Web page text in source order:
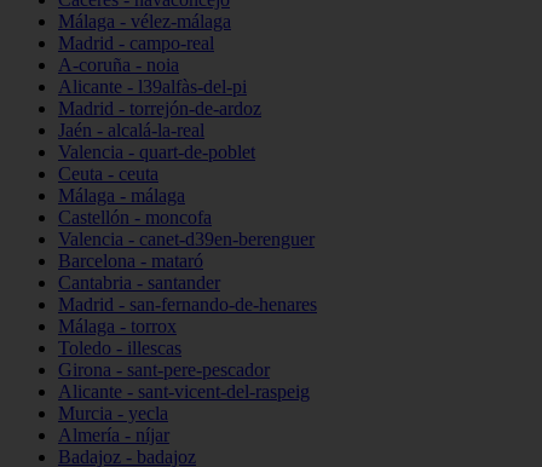
Málaga - vélez-málaga
Madrid - campo-real
A-coruña - noia
Alicante - l39alfàs-del-pi
Madrid - torrejón-de-ardoz
Jaén - alcalá-la-real
Valencia - quart-de-poblet
Ceuta - ceuta
Málaga - málaga
Castellón - moncofa
Valencia - canet-d39en-berenguer
Barcelona - mataró
Cantabria - santander
Madrid - san-fernando-de-henares
Málaga - torrox
Toledo - illescas
Girona - sant-pere-pescador
Alicante - sant-vicent-del-raspeig
Murcia - yecla
Almería - níjar
Badajoz - badajoz